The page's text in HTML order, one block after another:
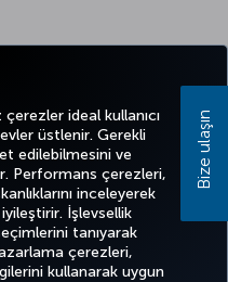
ideal kullanıcı
üstlenir. Gerekli
edilebilmesini ve
Performans çerezleri,
inceleyerek
İşlevsellik
tanıyarak
çerezleri,
kullanarak uygun
Bize ulaşın